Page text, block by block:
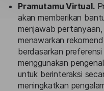
Pramutamu Virtual.
akan memberikan
menjawab
menawarkan
berdasarkan
menggunakan
untuk berinteraksi
meningkatkan